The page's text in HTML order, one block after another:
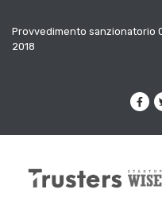
Provvedimento sanzionatorio
2018